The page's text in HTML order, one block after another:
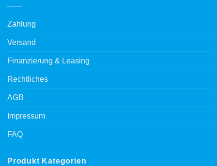
Zahlung
Versand
Finanzierung & Leasing
Rechtliches
AGB
Impressum
FAQ
Produkt Kategorien